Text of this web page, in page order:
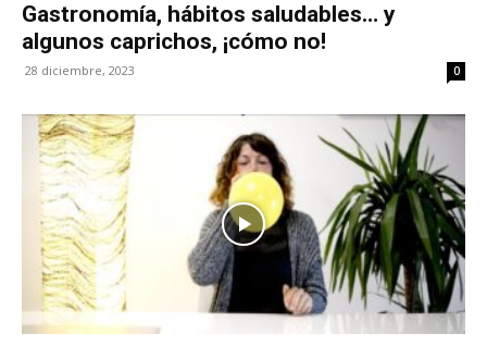
Gastronomía, hábitos saludables… y
algunos caprichos, ¡cómo no!
28 diciembre, 2023 0